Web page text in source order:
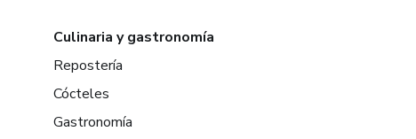
Culinaria y gastronomía
Repostería
Cócteles
Gastronomía